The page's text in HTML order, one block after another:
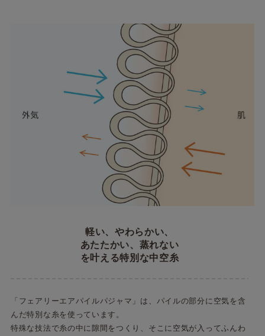
軽い、やわらかい、
あたたかい、蒸れない
を叶える特別な中空糸
「フェアリーエアパイルパジャマ」は、パイルの部分に空気を含
んだ特別な糸を使っています。
特殊な技法で糸の中に隙間をつくり、そこに空気が入ってふんわ